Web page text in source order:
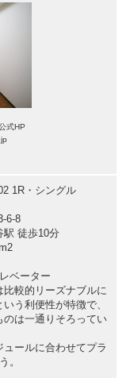
式HP
1R・シングル
6-8
駅 徒歩10分
ベーター
比較的リーズナブルに
う利便性が特徴で、
は一通りそろってい
ールに合わせてプラ
。